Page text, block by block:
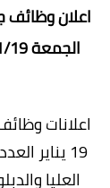
اعلان وظائف
اعلانات
19 يناير
العليا